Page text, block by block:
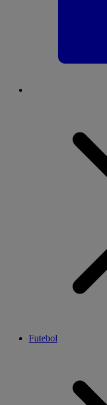
Futebol